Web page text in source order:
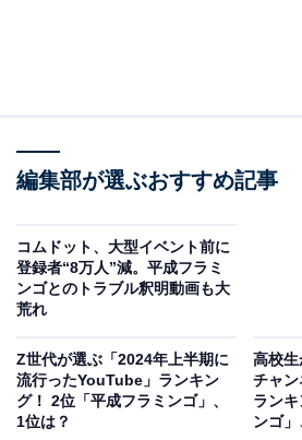
編集部が選ぶおすすめ記事
コムドット、大型イベント前に
登録者“8万人”減。平成フラミ
ンゴとのトラブル釈明動画も大
荒れ
Z世代が選ぶ「2024年上半期に
流行ったYouTube」ランキン
グ！ 2位「平成フラミンゴ」、
1位は？
高校
チャ
ラン
ンゴ」